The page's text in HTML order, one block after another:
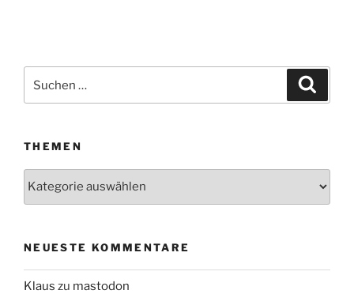
nach:
THEMEN
Themen
NEUESTE KOMMENTARE
Klaus zu mastodon